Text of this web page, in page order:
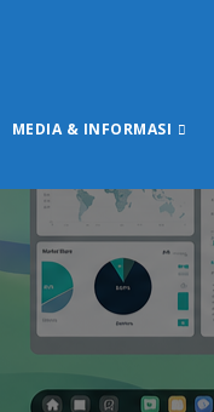
MEDIA & INFORMASI